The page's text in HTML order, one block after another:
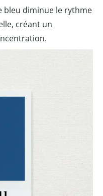
bleu diminue le rythme
créant un